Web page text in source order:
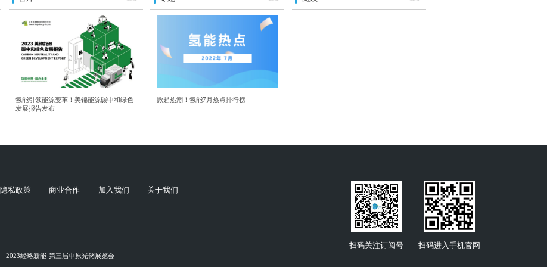
氢能引领能源变革！美锦能源碳中和绿色
发展报告发布
掀起热潮！氢能7月热点排行榜
隐私政策 商业合作 加入我们 关于我们
2023经略新能·第三届中原光储展览会
扫码关注订阅号 扫码进入手机官网